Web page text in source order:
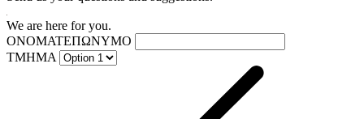
We are here for you.
ΟΝΟΜΑΤΕΠΩΝΥΜΟ
ΤΜΗΜΑ